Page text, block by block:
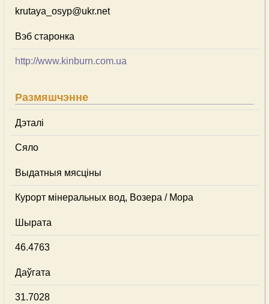
krutaya_osyp@ukr.net
Вэб старонка
http://www.kinburn.com.ua
Размяшчэнне
Дэталі
Сяло
Выдатныя мясціны
Курорт мінеральных вод, Возера / Мора
Шырата
46.4763
Даўгата
31.7028